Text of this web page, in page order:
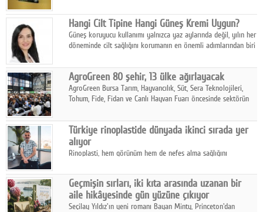
aksiyonu ve karanlık fantastik atmosferi bir araya getirmeyi
sürdürüyor.
Hangi Cilt Tipine Hangi Güneş Kremi Uygun?
Güneş koruyucu kullanımı yalnızca yaz aylarında değil, yılın her
döneminde cilt sağlığını korumanın en önemli adımlarından biri
AgroGreen 80 şehir, 13 ülke ağırlayacak
AgroGreen Bursa Tarım, Hayvancılık, Süt, Sera Teknolojileri,
Tohum, Fide, Fidan ve Canlı Hayvan Fuarı öncesinde sektörün
Türkiye rinoplastide dünyada ikinci sırada yer
alıyor
Rinoplasti, hem görünüm hem de nefes alma sağlığını
biri konumunda.
Geçmişin sırları, iki kıta arasında uzanan bir
aile hikâyesinde gün yüzüne çıkıyor
Seçilay Yıldız'ın yeni romanı Bayan Minty, Princeton'dan